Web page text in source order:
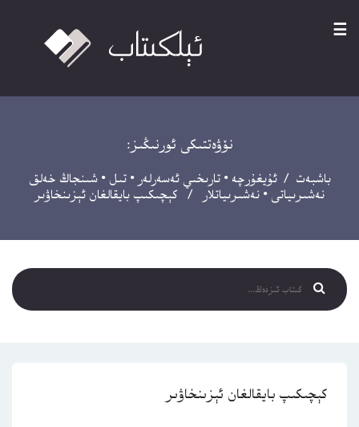
☰
نۆۋەتتىكى ئورنىڭىز:
باشبەت /ئۇيغۇرچە •تارىخىي ئەسەرلەر •تىل •شىنجاڭ خەلق
نەشىرىياتى • نەشىرىياتلار / كېچىكىپ بايقالغان ئېزىنخاۋىر
كېچىكىپ بايقالغان ئېزىنخاۋىر